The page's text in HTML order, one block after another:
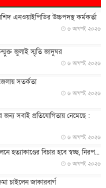
এনওয়াইপিডির উচ্চপদস্থ কর্মকর্তা
৬ আগস্ট, ২০২৬
জুলাই স্মৃতি জাদুঘর
৬ আগস্ট, ২০২৬
সতর্কতা
৬ আগস্ট, ২০২৬
জন্য সবাই প্রতিযোগিতায় নেমেছে :
৬ আগস্ট, ২০২৬
হত্যাকাণ্ডের বিচার হবে স্বচ্ছ, নিরপ...
৬ আগস্ট, ২০২৬
চাইলেন জাকারবার্গ